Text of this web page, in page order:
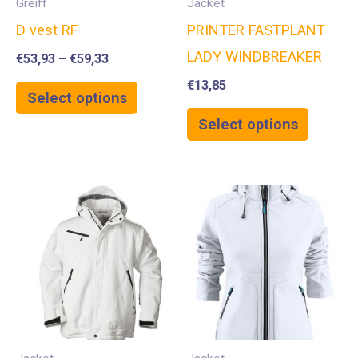
D vest RF
€53,93 – €59,33
Select options
PRINTER FASTPLANT
LADY WINDBREAKER
€13,85
Select options